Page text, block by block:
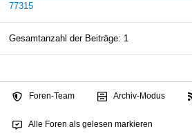
77315
Gesamtanzahl der Beiträge: 1
Foren-Team Archiv-Modus
Alle Foren als gelesen markieren